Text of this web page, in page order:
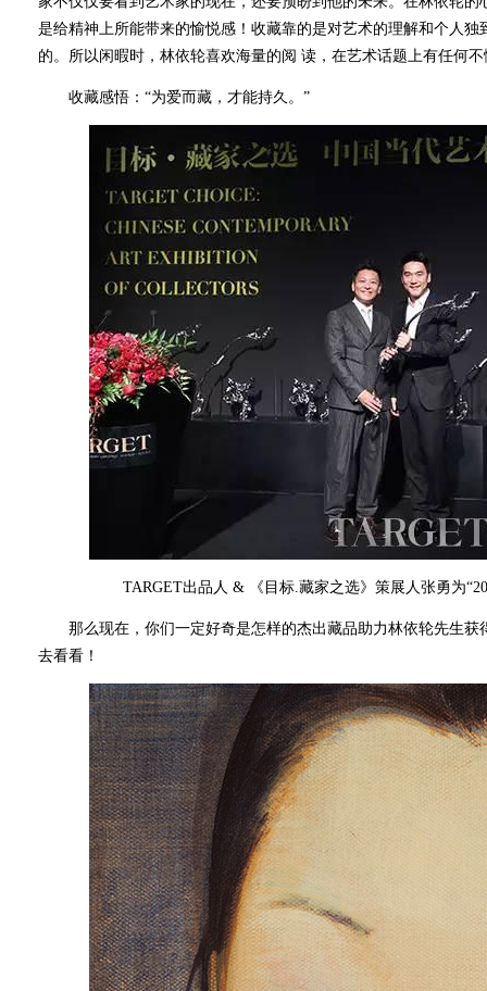
是给精神上所能带来的愉悦感！收藏靠的是对艺术的理解和个人
的。所以闲暇时，林依轮喜欢海量的阅 读，在艺术话题上有任何
收藏感悟：“为爱而藏，才能持久。”
TARGET出品人 & 《目标.藏家之选》策展人张勇为
那么现在，你们一定好奇是怎样的杰出藏品助力林依轮先生获
去看看！